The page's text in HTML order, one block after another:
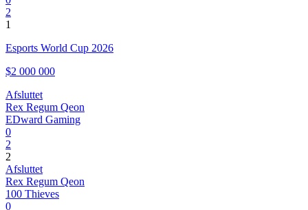
2
1
Esports World Cup 2026
$2 000 000
Afsluttet
Rex Regum Qeon
EDward Gaming
0
2
2
Afsluttet
Rex Regum Qeon
100 Thieves
0